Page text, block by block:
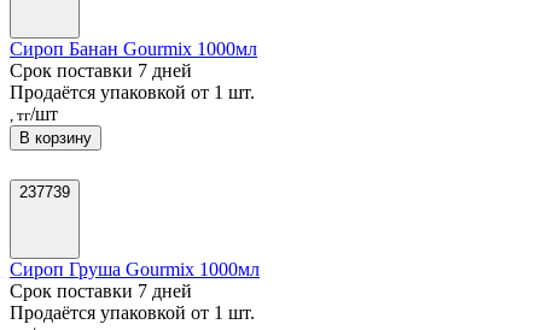
Сироп Банан Gourmix 1000мл
Срок поставки 7 дней
Продаётся упаковкой от 1 шт.
, тг/шт
В корзину
237739
Сироп Груша Gourmix 1000мл
Срок поставки 7 дней
Продаётся упаковкой от 1 шт.